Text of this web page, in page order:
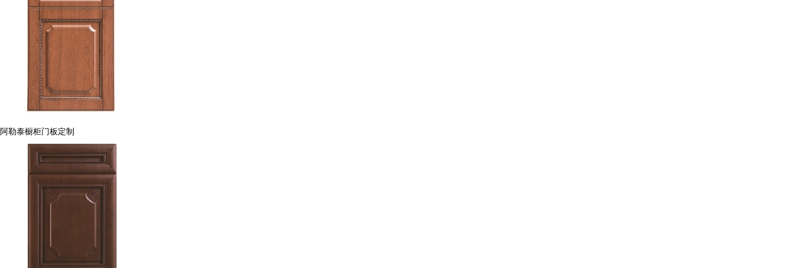
阿勒泰橱柜门板定制